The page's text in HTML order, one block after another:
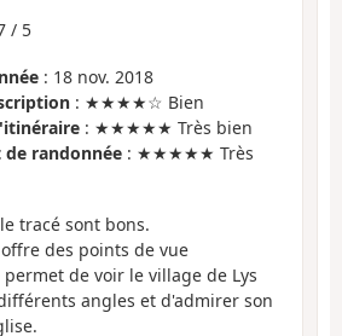
/ 5
: 18 nov. 2018
: ★★★★☆ Bien
: ★★★★★ Très bien
randonnée : ★★★★★ Très
tracé sont bons.
des points de vue
de voir le village de Lys
angles et d'admirer son